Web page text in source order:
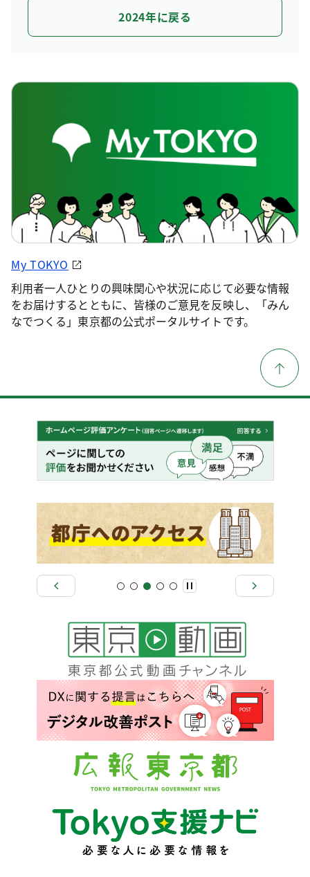
2024年に戻る
My TOKYO
利用者一人ひとりの興味関心や状況に応じて必要な情報
をお届けするとともに、皆様のご意見を反映し、「みん
なでつくる」東京都の公式ポータルサイトです。